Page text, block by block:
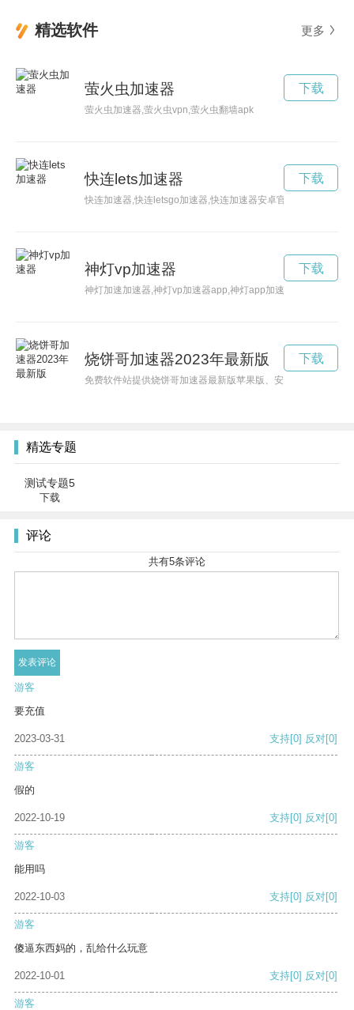
精选软件 更多
萤火虫加速器
萤火虫加速器,萤火虫vpn,萤火虫翻墙apk
下载
快连lets加速器
快连加速器,快连letsgo加速器,快连加速器安卓官网下载,快连
下载
神灯vp加速器
神灯加速加速器,神灯vp加速器app,神灯app加速器官网,神灯app
下载
烧饼哥加速器2023年最新版
免费软件站提供烧饼哥加速器最新版苹果版、安卓版apk、PC
下载
精选专题
测试专题5
下载
评论
共有5条评论
游客
要充值
2023-03-31 支持[0] 反对[0]
游客
假的
2022-10-19 支持[0] 反对[0]
游客
能用吗
2022-10-03 支持[0] 反对[0]
游客
傻逼东西妈的，乱给什么玩意
2022-10-01 支持[0] 反对[0]
游客